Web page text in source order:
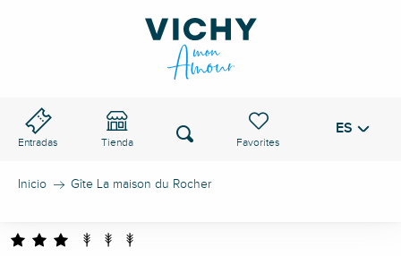
Entradas Tienda
Voir les favoris
Buscar ES
Inicio Gîte La maison du Rocher